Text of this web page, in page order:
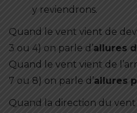
y reviendrons.
Quand le vent vient de
3 ou 4) on parle d’allures
Quand le vent vient de
7 ou 8) on parle d’allures
Quand la direction du